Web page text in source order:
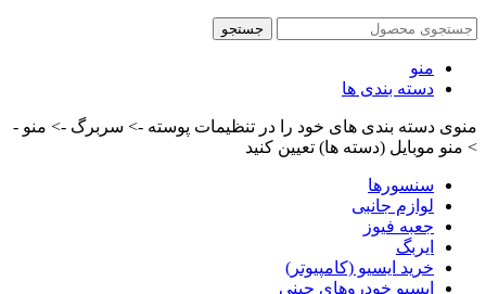
جستجو
منو
دسته بندی ها
منوی دسته بندی های خود را در تنظیمات پوسته -> سربرگ -> منو -
> منو موبایل (دسته ها) تعیین کنید
سنسورها
لوازم جانبی
جعبه فیوز
ایربگ
خرید ایسیو (کامپیوتر)
ایسیو خودروهای چینی